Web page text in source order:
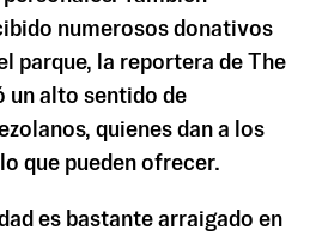
numerosos donativos
parque, la reportera de The
un alto sentido de
quienes dan a los
que pueden ofrecer.
es bastante arraigado en